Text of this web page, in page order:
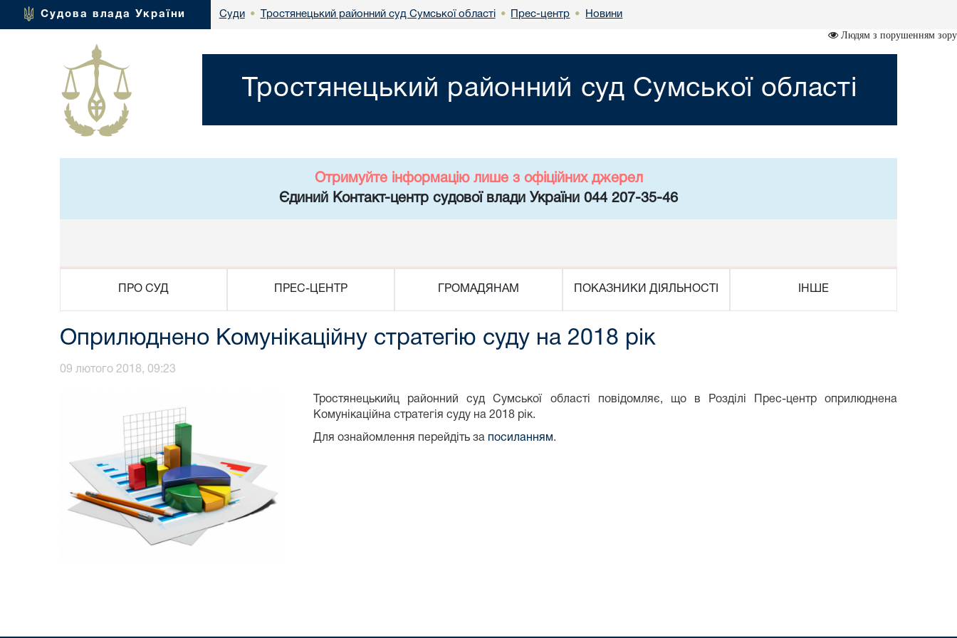
Судова влада України Суди • Тростянецький районний суд Сумської області • Прес-центр • Новини
Людям з порушенням зору
Тростянецький районний суд Сумської області
Отримуйте інформацію лише з офіційних джерел
Єдиний Контакт-центр судової влади України 044 207-35-46
ПРО СУД ПРЕС-ЦЕНТР ГРОМАДЯНАМ ПОКАЗНИКИ ДІЯЛЬНОСТІ ІНШЕ
Оприлюднено Комунікаційну стратегію суду на 2018 рік
09 лютого 2018, 09:23
Тростянецькийц районний суд Сумської області повідомляє, що в Розділі Прес-центр оприлюднена
Комунікаційна стратегія суду на 2018 рік.
Для ознайомлення перейдіть за посиланням.